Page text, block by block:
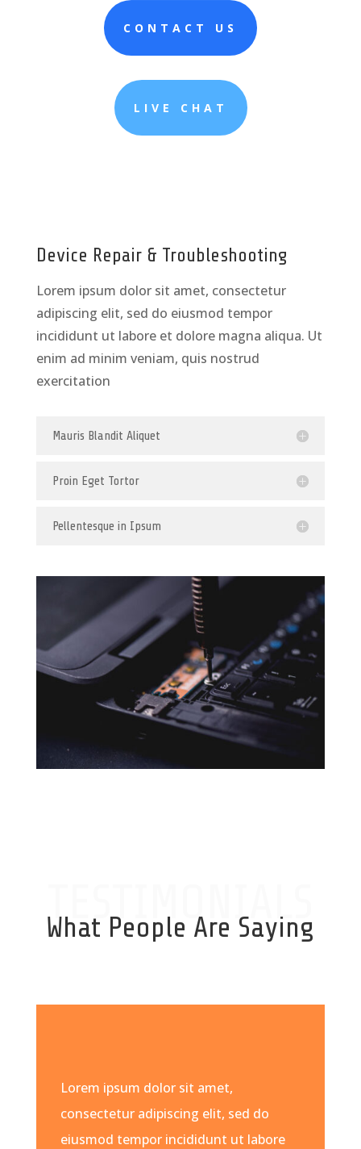
CONTACT US
LIVE CHAT
Device Repair & Troubleshooting
Lorem ipsum dolor sit amet, consectetur
adipiscing elit, sed do eiusmod tempor
incididunt ut labore et dolore magna aliqua. Ut
enim ad minim veniam, quis nostrud
exercitation
Mauris Blandit Aliquet
Proin Eget Tortor
Pellentesque in Ipsum
TESTIMONIALS
What People Are Saying
Lorem ipsum dolor sit amet,
consectetur adipiscing elit, sed do
eiusmod tempor incididunt ut labore